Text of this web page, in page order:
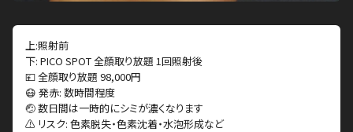
上:照射前
下: PICO SPOT 全顔取り放題 1回照射後
💴 全顔取り放題 98,000円
😷 発赤: 数時間程度
🤕 数日間は一時的にシミが濃くなります
⚠️ リスク: 色素脱失・色素沈着・水泡形成など